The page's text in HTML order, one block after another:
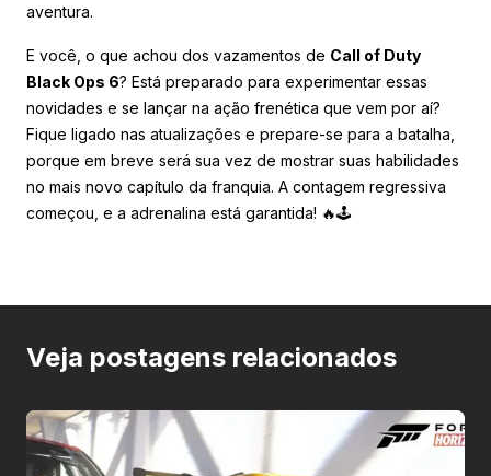
aventura.
E você, o que achou dos vazamentos de Call of Duty
Black Ops 6? Está preparado para experimentar essas
novidades e se lançar na ação frenética que vem por aí?
Fique ligado nas atualizações e prepare-se para a batalha,
porque em breve será sua vez de mostrar suas habilidades
no mais novo capítulo da franquia. A contagem regressiva
começou, e a adrenalina está garantida! 🔥🕹️
Veja postagens relacionados